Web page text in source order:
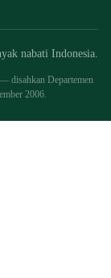
nabati Indonesia.
disahkan Departemen
2006.